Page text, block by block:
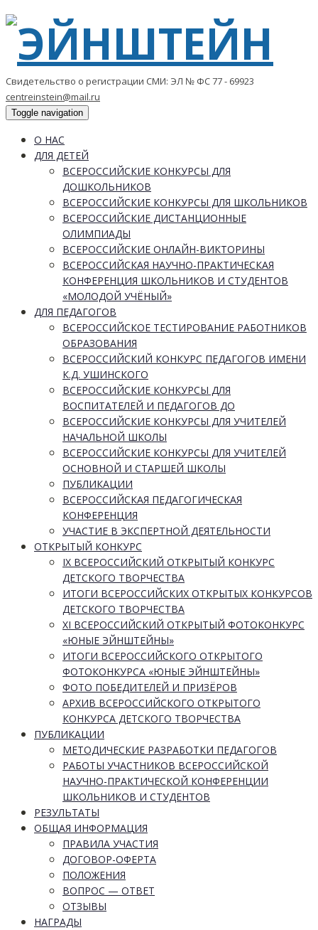
Свидетельство о регистрации СМИ: ЭЛ № ФС 77 - 69923
centreinstein@mail.ru
Toggle navigation
О НАС
ДЛЯ ДЕТЕЙ
ВСЕРОССИЙСКИЕ КОНКУРСЫ ДЛЯ
ДОШКОЛЬНИКОВ
ВСЕРОССИЙСКИЕ КОНКУРСЫ ДЛЯ ШКОЛЬНИКОВ
ВСЕРОССИЙСКИЕ ДИСТАНЦИОННЫЕ
ОЛИМПИАДЫ
ВСЕРОССИЙСКИЕ ОНЛАЙН-ВИКТОРИНЫ
ВСЕРОССИЙСКАЯ НАУЧНО-ПРАКТИЧЕСКАЯ
КОНФЕРЕНЦИЯ ШКОЛЬНИКОВ И СТУДЕНТОВ
«МОЛОДОЙ УЧЁНЫЙ»
ДЛЯ ПЕДАГОГОВ
ВСЕРОССИЙСКОЕ ТЕСТИРОВАНИЕ РАБОТНИКОВ
ОБРАЗОВАНИЯ
ВСЕРОССИЙСКИЙ КОНКУРС ПЕДАГОГОВ ИМЕНИ
К.Д. УШИНСКОГО
ВСЕРОССИЙСКИЕ КОНКУРСЫ ДЛЯ
ВОСПИТАТЕЛЕЙ И ПЕДАГОГОВ ДО
ВСЕРОССИЙСКИЕ КОНКУРСЫ ДЛЯ УЧИТЕЛЕЙ
НАЧАЛЬНОЙ ШКОЛЫ
ВСЕРОССИЙСКИЕ КОНКУРСЫ ДЛЯ УЧИТЕЛЕЙ
ОСНОВНОЙ И СТАРШЕЙ ШКОЛЫ
ПУБЛИКАЦИИ
ВСЕРОССИЙСКАЯ ПЕДАГОГИЧЕСКАЯ
КОНФЕРЕНЦИЯ
УЧАСТИЕ В ЭКСПЕРТНОЙ ДЕЯТЕЛЬНОСТИ
ОТКРЫТЫЙ КОНКУРС
IX ВСЕРОССИЙСКИЙ ОТКРЫТЫЙ КОНКУРС
ДЕТСКОГО ТВОРЧЕСТВА
ИТОГИ ВСЕРОССИЙСКИХ ОТКРЫТЫХ КОНКУРСОВ
ДЕТСКОГО ТВОРЧЕСТВА
XI ВСЕРОССИЙСКИЙ ОТКРЫТЫЙ ФОТОКОНКУРС
«ЮНЫЕ ЭЙНШТЕЙНЫ»
ИТОГИ ВСЕРОССИЙСКОГО ОТКРЫТОГО
ФОТОКОНКУРСА «ЮНЫЕ ЭЙНШТЕЙНЫ»
ФОТО ПОБЕДИТЕЛЕЙ И ПРИЗЁРОВ
АРХИВ ВСЕРОССИЙСКОГО ОТКРЫТОГО
КОНКУРСА ДЕТСКОГО ТВОРЧЕСТВА
ПУБЛИКАЦИИ
МЕТОДИЧЕСКИЕ РАЗРАБОТКИ ПЕДАГОГОВ
РАБОТЫ УЧАСТНИКОВ ВСЕРОССИЙСКОЙ
НАУЧНО-ПРАКТИЧЕСКОЙ КОНФЕРЕНЦИИ
ШКОЛЬНИКОВ И СТУДЕНТОВ
РЕЗУЛЬТАТЫ
ОБЩАЯ ИНФОРМАЦИЯ
ПРАВИЛА УЧАСТИЯ
ДОГОВОР-ОФЕРТА
ПОЛОЖЕНИЯ
ВОПРОС — ОТВЕТ
ОТЗЫВЫ
НАГРАДЫ